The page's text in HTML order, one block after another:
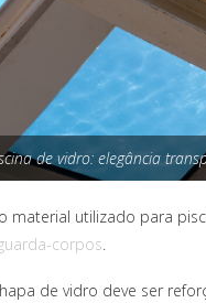
de vidro: elegância
material utilizado para
corpos.
de vidro deve ser